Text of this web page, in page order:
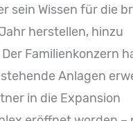
sein Wissen für die
herstellen, hinzu
Familienkonzern
Anlagen
in die Expansion